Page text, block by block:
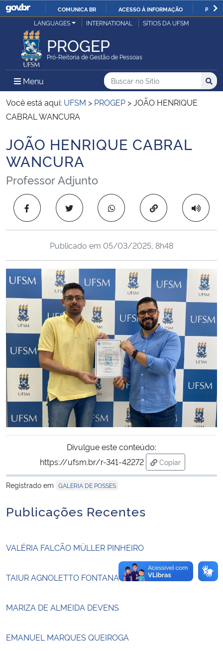
IR
COMUNICA BR ACESSO À INFORMAÇÃO
Ministério da Justiça e Segurança Pública
Ministério da Defesa
Ministério das Relações Exteriores
Ministério da Infraestrutura
Ministério da Agricultura, Pecuária e Abastecimento
Ministério da Educação
Ministério da Cidadania
Ministério de Minas e Energia
Ministério da Ciência, Tecnologia, Inovações e Comunicações
Ministério do Meio Ambiente
Ministério do Turismo
Ministério do Desenvolvimento Regional
Controladoria-Geral da União
Ministério da Mulher, da Família e dos Direitos Humanos
Advocacia-Geral da União
Banco Central do Brasil
LANGUAGES INTERNATIONAL SÍTIOS DA UFSM
PROGEP
Pró-Reitoria de Gestão de Pessoas
Menu Menu Principal do Sítio
Busca
Buscar no no Sítio
Busca:
Você está aqui: UFSM > PROGEP >JOÃO HENRIQUE
CABRAL WANCURA
Início do conteúdo
JOÃO HENRIQUE CABRAL
WANCURA
Professor Adjunto
Copiar para área
Publicado em 05/03/2025, 8h48
Divulgue este conteúdo:
https://ufsm.br/r-341-42272
Copiar
para área de
Registrado em GALERIA DE POSSES
Publicações Recentes
VALÉRIA FALCÃO MÜLLER PINHEIRO
TAIUR AGNOLETTO FONTANA
MARIZA DE ALMEIDA DEVENS
EMANUEL MARQUES QUEIROGA